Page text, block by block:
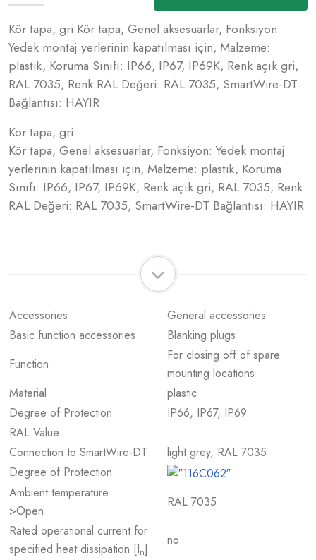
Kör tapa, gri Kör tapa, Genel aksesuarlar, Fonksiyon:
Yedek montaj yerlerinin kapatılması için, Malzeme:
plastik, Koruma Sınıfı: IP66, IP67, IP69K, Renk açık gri,
RAL 7035, Renk RAL Değeri: RAL 7035, SmartWire-DT
Bağlantısı: HAYIR
Kör tapa, gri
Kör tapa, Genel aksesuarlar, Fonksiyon: Yedek montaj
yerlerinin kapatılması için, Malzeme: plastik, Koruma
Sınıfı: IP66, IP67, IP69K, Renk açık gri, RAL 7035, Renk
RAL Değeri: RAL 7035, SmartWire-DT Bağlantısı: HAYIR
Accessories
General accessories
Basic function accessories
Blanking plugs
Function
For closing off of spare
mounting locations
Material
plastic
Degree of Protection
IP66, IP67, IP69
RAL Value
Connection to SmartWire-DT
light grey, RAL 7035
Degree of Protection
Ambient temperature
>Open
RAL 7035
Rated operational current for
specified heat dissipation [In]
no